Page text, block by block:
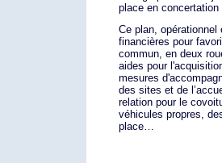
place en
Ce plan,
financières pour
commun, en deux
aides pour
mesures
des sites et de
relation pour le
véhicules propres,
place…